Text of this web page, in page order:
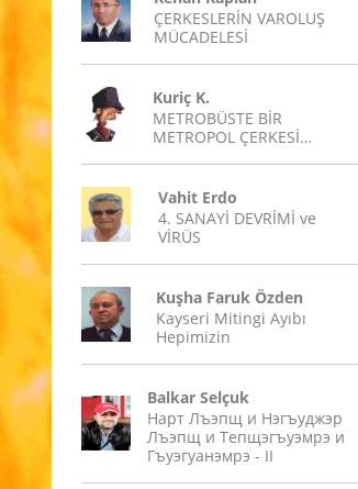
ÇERKESLERİN VAROLUŞ
MÜCADELESİ
Kuriç K.
METROBÜSTE BİR
METROPOL ÇERKESİ…
Vahit Erdo
4. SANAYİ DEVRİMİ ve
VİRÜS
Kuşha Faruk Özden
Kayseri Mitingi Ayıbı
Hepimizin
Balkar Selçuk
Нарт Лъэпщ и Нэгъуджэр
Лъэпщ и Тепщэгъуэмрэ и
Гъуэгуанэмрэ - II